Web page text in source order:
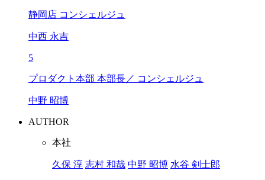
静岡店 コンシェルジュ
中西 永吉
5
プロダクト本部 本部長／ コンシェルジュ
中野 昭博
AUTHOR
本社
久保 淳 志村 和哉 中野 昭博 水谷 剣士郎